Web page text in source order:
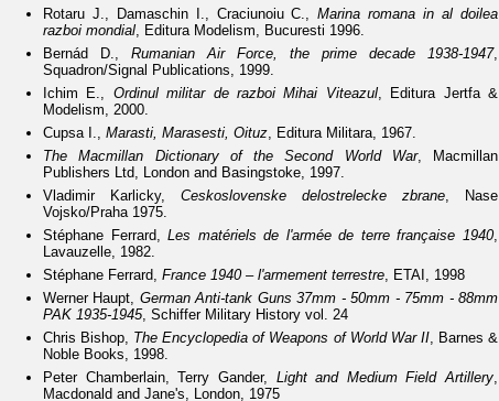
Rotaru J., Damaschin I., Craciunoiu C.,Marina romana in al doilea
razboi mondial, Editura Modelism, Bucuresti 1996.
Bernád D., Rumanian Air Force, the prime decade 1938-1947,
Squadron/Signal Publications, 1999.
Ichim E., Ordinul militar de razboi Mihai Viteazul, Editura Jertfa &
Modelism, 2000.
Cupsa I., Marasti, Marasesti, Oituz, Editura Militara, 1967.
The Macmillan Dictionary of the Second World War, Macmillan
Publishers Ltd, London and Basingstoke, 1997.
Vladimir Karlicky, Ceskoslovenske delostrelecke zbrane, Nase
Vojsko/Praha 1975.
Stéphane Ferrard,Les matériels de l'armée de terre française 1940,
Lavauzelle, 1982.
Stéphane Ferrard, France 1940 – l'armement terrestre, ETAI, 1998
Werner Haupt, German Anti-tank Guns 37mm - 50mm - 75mm - 88mm
PAK 1935-1945, Schiffer Military History vol. 24
Chris Bishop, The Encyclopedia of Weapons of World War II, Barnes &
Noble Books, 1998.
Peter Chamberlain, Terry Gander, Light and Medium Field Artillery,
Macdonald and Jane's, London, 1975